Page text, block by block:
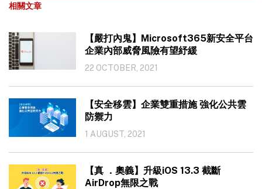
相關文章
【嚴打內鬼】Microsoft365新安全平台
企業內部威脅風險有望紓緩
22 OCTOBER, 2021
【安全移雲】企業雙重措施 強化公共雲
防禦力
1 AUGUST, 2021
【真 ．奧義】升級iOS 13.3 截斷
AirDrop無限之戰